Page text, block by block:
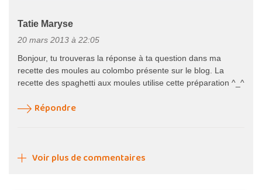
Tatie Maryse
20 mars 2013 à 22:05
Bonjour, tu trouveras la réponse à ta question dans ma
recette des moules au colombo présente sur le blog. La
recette des spaghetti aux moules utilise cette préparation ^_^
Répondre
Voir plus de commentaires